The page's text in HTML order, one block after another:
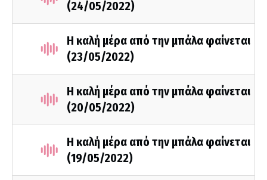
(24/05/2022)
Η καλή μέρα από την μπάλα φαίνεται
(23/05/2022)
Η καλή μέρα από την μπάλα φαίνεται
(20/05/2022)
Η καλή μέρα από την μπάλα φαίνεται
(19/05/2022)